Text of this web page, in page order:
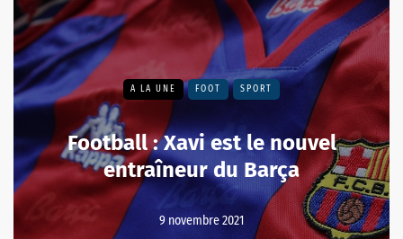
A LA UNE FOOT SPORT
Football : Xavi est le nouvel
entraîneur du Barça
9 novembre 2021